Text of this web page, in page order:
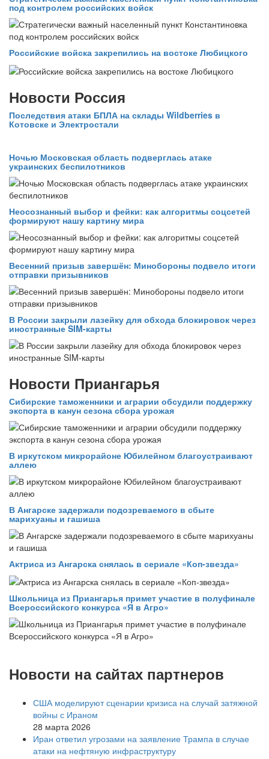
под контролем российских войск
Российские войска закрепились на востоке Любицкого
Новости Россия
Последствия атаки БПЛА на склады Wildberries в
Котовске и Электростали
Ночью Московская область подверглась атаке
украинских беспилотников
Неосознанный выбор и фейки: как алгоритмы соцсетей
формируют нашу картину мира
Весенний призыв завершён: Минобороны подвело итоги
отправки призывников
В России закрыли лазейку для обхода блокировок через
иностранные SIM-карты
Новости Приангарья
Сибирские таможенники и аграрии обсудили поддержку
экспорта в канун сезона сбора урожая
В иркутском микрорайоне Юбилейном благоустраивают
аллею
В Ангарске задержали подозреваемого в сбыте
марихуаны и гашиша
Актриса из Ангарска снялась в сериале «Коп-звезда»
Школьница из Приангарья примет участие в полуфинале
Всероссийского конкурса «Я в Агро»
Новости на сайтах партнеров
США моделируют сценарии кризиса на случай затяжной
войны с Ираном
28 марта 2026
Иран ответил угрозами на заявление Трампа в случае
атаки на нефтяную инфраструктуру